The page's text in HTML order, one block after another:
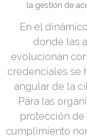
la gestión de
En el
donde las
evolucionan
credenciales se
angular de la
Para las
protección
cumplimiento